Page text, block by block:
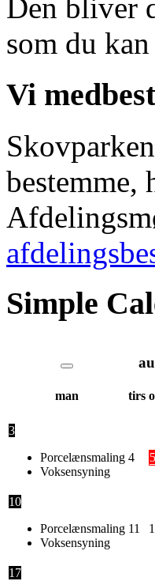
Den bliver
som du
Vi
bestemme,
Simple
man tirs
3
Porcelænsmaling
Voksensyning
4 5
10
Porcelænsmaling
Voksensyning
11
17